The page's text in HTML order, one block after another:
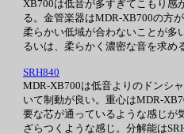
XB700は低音が多すぎてこもり感
る。金管楽器はMDR-XB700の方
柔らかい低域が合わないことが多
るいは、柔らかく濃密な音を求め
SRH840
MDR-XB700は低音よりのドンシ
いて制動が良い。重心はMDR-
要な芯が通っているような感じが
ざらつくような感じ。分解能は